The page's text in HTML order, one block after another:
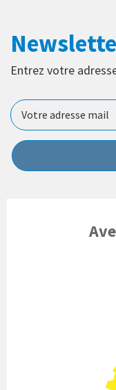
Entrez votre